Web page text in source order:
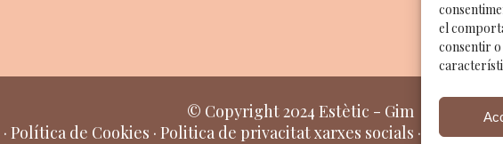
el
consentir
© Copyright 2024 Estètic - Gim
· Política de Cookies · Politica de privacitat xarxes socials · Design